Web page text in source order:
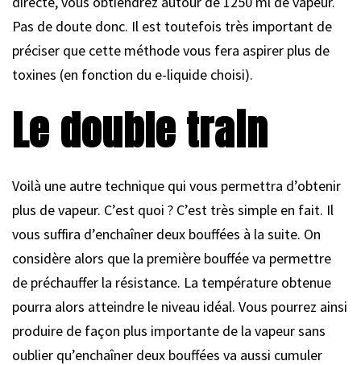
Pas de doute donc. Il est toutefois très important de
préciser que cette méthode vous fera aspirer plus de
toxines (en fonction du e-liquide choisi).
Le double train
Voilà une autre technique qui vous permettra d’obtenir
plus de vapeur. C’est quoi ? C’est très simple en fait. Il
vous suffira d’enchaîner deux bouffées à la suite. On
considère alors que la première bouffée va permettre
de préchauffer la résistance. La température obtenue
pourra alors atteindre le niveau idéal. Vous pourrez ainsi
produire de façon plus importante de la vapeur sans
oublier qu’enchaîner deux bouffées va aussi cumuler